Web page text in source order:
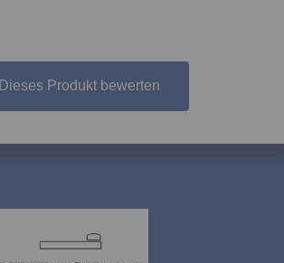
Dieses Produkt bewerten